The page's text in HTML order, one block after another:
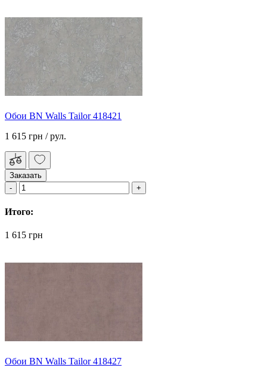
Обои BN Walls Tailor 418421
1 615 грн / рул.
Заказать
Итого:
1 615 грн
Обои BN Walls Tailor 418427